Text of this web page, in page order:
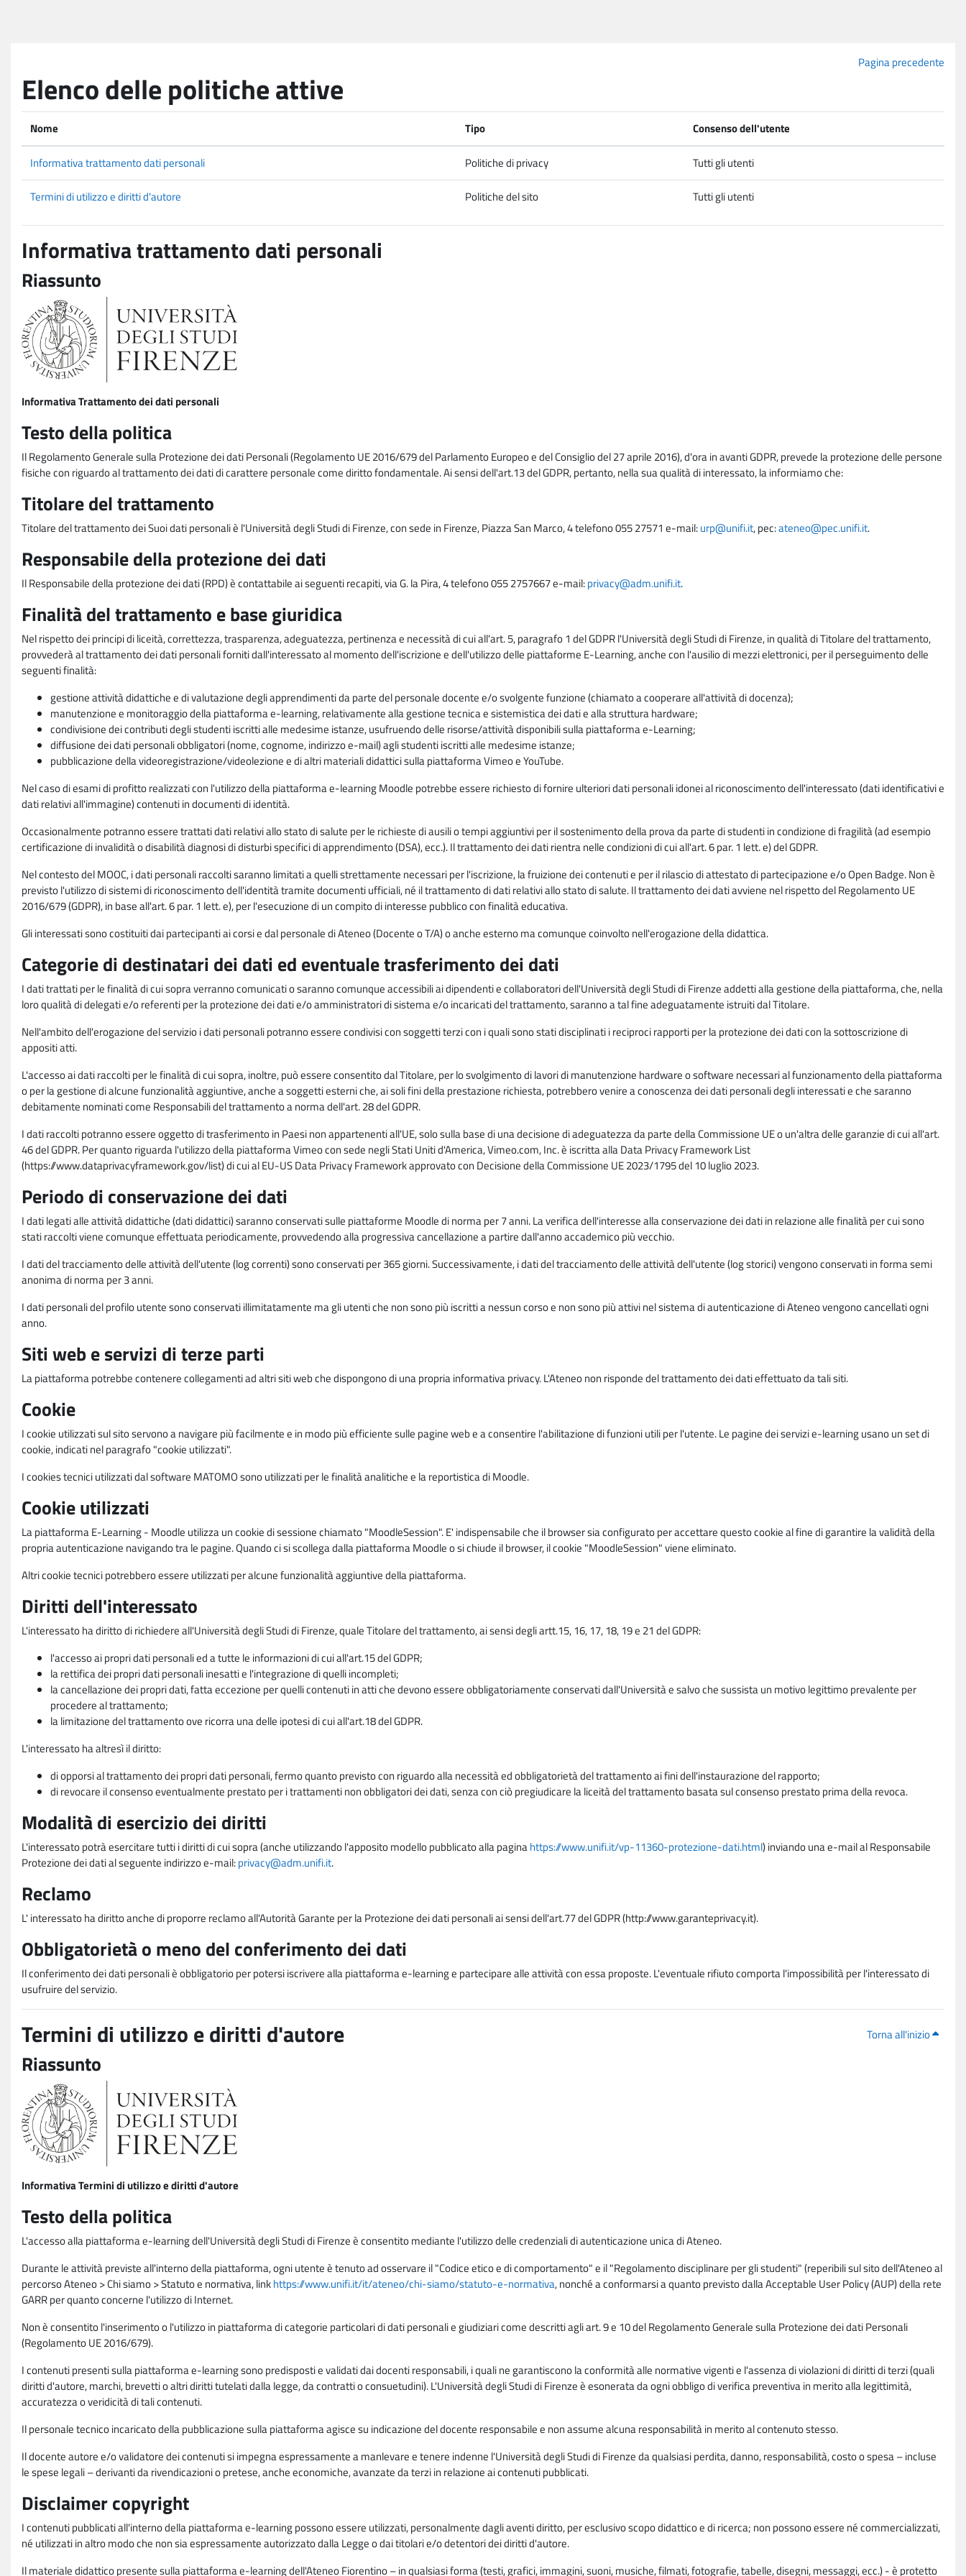
Pagina precedente
Elenco delle politiche attive
Nome Tipo Consenso dell'utente
Informativa trattamento dati personali Politiche di privacy Tutti gli utenti
Termini di utilizzo e diritti d'autore Politiche del sito Tutti gli utenti
Informativa trattamento dati personali
Riassunto
Informativa Trattamento dei dati personali
Testo della politica
Il Regolamento Generale sulla Protezione dei dati Personali (Regolamento UE 2016/679 del Parlamento Europeo e del Consiglio del 27 aprile 2016), d'ora in avanti GDPR, prevede la protezione delle persone
fisiche con riguardo al trattamento dei dati di carattere personale come diritto fondamentale. Ai sensi dell'art.13 del GDPR, pertanto, nella sua qualità di interessato, la informiamo che:
Titolare del trattamento
Titolare del trattamento dei Suoi dati personali è l'Università degli Studi di Firenze, con sede in Firenze, Piazza San Marco, 4 telefono 055 27571 e-mail:urp@unifi.it, pec:ateneo@pec.unifi.it.
Responsabile della protezione dei dati
Il Responsabile della protezione dei dati (RPD) è contattabile ai seguenti recapiti, via G. la Pira, 4 telefono 055 2757667 e-mail:privacy@adm.unifi.it.
Finalità del trattamento e base giuridica
Nel rispetto dei principi di liceità, correttezza, trasparenza, adeguatezza, pertinenza e necessità di cui all'art. 5, paragrafo 1 del GDPR l'Università degli Studi di Firenze, in qualità di Titolare del trattamento,
provvederà al trattamento dei dati personali forniti dall'interessato al momento dell'iscrizione e dell'utilizzo delle piattaforme E-Learning, anche con l'ausilio di mezzi elettronici, per il perseguimento delle
seguenti finalità:
gestione attività didattiche e di valutazione degli apprendimenti da parte del personale docente e/o svolgente funzione (chiamato a cooperare all'attività di docenza);
manutenzione e monitoraggio della piattaforma e-learning, relativamente alla gestione tecnica e sistemistica dei dati e alla struttura hardware;
condivisione dei contributi degli studenti iscritti alle medesime istanze, usufruendo delle risorse/attività disponibili sulla piattaforma e-Learning;
diffusione dei dati personali obbligatori (nome, cognome, indirizzo e-mail) agli studenti iscritti alle medesime istanze;
pubblicazione della videoregistrazione/videolezione e di altri materiali didattici sulla piattaforma Vimeo e YouTube.
Nel caso di esami di profitto realizzati con l'utilizzo della piattaforma e-learning Moodle potrebbe essere richiesto di fornire ulteriori dati personali idonei al riconoscimento dell'interessato (dati identificativi e
dati relativi all'immagine) contenuti in documenti di identità.
Occasionalmente potranno essere trattati dati relativi allo stato di salute per le richieste di ausili o tempi aggiuntivi per il sostenimento della prova da parte di studenti in condizione di fragilità (ad esempio
certificazione di invalidità o disabilità diagnosi di disturbi specifici di apprendimento (DSA), ecc.). Il trattamento dei dati rientra nelle condizioni di cui all'art. 6 par. 1 lett. e) del GDPR.
Nel contesto del MOOC, i dati personali raccolti saranno limitati a quelli strettamente necessari per l'iscrizione, la fruizione dei contenuti e per il rilascio di attestato di partecipazione e/o Open Badge. Non è
previsto l'utilizzo di sistemi di riconoscimento dell'identità tramite documenti ufficiali, né il trattamento di dati relativi allo stato di salute. Il trattamento dei dati avviene nel rispetto del Regolamento UE
2016/679 (GDPR), in base all'art. 6 par. 1 lett. e), per l'esecuzione di un compito di interesse pubblico con finalità educativa.
Gli interessati sono costituiti dai partecipanti ai corsi e dal personale di Ateneo (Docente o T/A) o anche esterno ma comunque coinvolto nell'erogazione della didattica.
Categorie di destinatari dei dati ed eventuale trasferimento dei dati
I dati trattati per le finalità di cui sopra verranno comunicati o saranno comunque accessibili ai dipendenti e collaboratori dell'Università degli Studi di Firenze addetti alla gestione della piattaforma, che, nella
loro qualità di delegati e/o referenti per la protezione dei dati e/o amministratori di sistema e/o incaricati del trattamento, saranno a tal fine adeguatamente istruiti dal Titolare.
Nell'ambito dell'erogazione del servizio i dati personali potranno essere condivisi con soggetti terzi con i quali sono stati disciplinati i reciproci rapporti per la protezione dei dati con la sottoscrizione di
appositi atti.
L'accesso ai dati raccolti per le finalità di cui sopra, inoltre, può essere consentito dal Titolare, per lo svolgimento di lavori di manutenzione hardware o software necessari al funzionamento della piattaforma
o per la gestione di alcune funzionalità aggiuntive, anche a soggetti esterni che, ai soli fini della prestazione richiesta, potrebbero venire a conoscenza dei dati personali degli interessati e che saranno
debitamente nominati come Responsabili del trattamento a norma dell'art. 28 del GDPR.
I dati raccolti potranno essere oggetto di trasferimento in Paesi non appartenenti all'UE, solo sulla base di una decisione di adeguatezza da parte della Commissione UE o un'altra delle garanzie di cui all'art.
46 del GDPR. Per quanto riguarda l'utilizzo della piattaforma Vimeo con sede negli Stati Uniti d'America, Vimeo.com, Inc. è iscritta alla Data Privacy Framework List
(https://www.dataprivacyframework.gov/list) di cui al EU-US Data Privacy Framework approvato con Decisione della Commissione UE 2023/1795 del 10 luglio 2023.
Periodo di conservazione dei dati
I dati legati alle attività didattiche (dati didattici) saranno conservati sulle piattaforme Moodle di norma per 7 anni. La verifica dell'interesse alla conservazione dei dati in relazione alle finalità per cui sono
stati raccolti viene comunque effettuata periodicamente, provvedendo alla progressiva cancellazione a partire dall'anno accademico più vecchio.
I dati del tracciamento delle attività dell'utente (log correnti) sono conservati per 365 giorni. Successivamente, i dati del tracciamento delle attività dell'utente (log storici) vengono conservati in forma semi
anonima di norma per 3 anni.
I dati personali del profilo utente sono conservati illimitatamente ma gli utenti che non sono più iscritti a nessun corso e non sono più attivi nel sistema di autenticazione di Ateneo vengono cancellati ogni
anno.
Siti web e servizi di terze parti
La piattaforma potrebbe contenere collegamenti ad altri siti web che dispongono di una propria informativa privacy. L'Ateneo non risponde del trattamento dei dati effettuato da tali siti.
Cookie
I cookie utilizzati sul sito servono a navigare più facilmente e in modo più efficiente sulle pagine web e a consentire l'abilitazione di funzioni utili per l'utente. Le pagine dei servizi e-learning usano un set di
cookie, indicati nel paragrafo "cookie utilizzati".
I cookies tecnici utilizzati dal software MATOMO sono utilizzati per le finalità analitiche e la reportistica di Moodle.
Cookie utilizzati
La piattaforma E-Learning - Moodle utilizza un cookie di sessione chiamato "MoodleSession". E' indispensabile che il browser sia configurato per accettare questo cookie al fine di garantire la validità della
propria autenticazione navigando tra le pagine. Quando ci si scollega dalla piattaforma Moodle o si chiude il browser, il cookie "MoodleSession" viene eliminato.
Altri cookie tecnici potrebbero essere utilizzati per alcune funzionalità aggiuntive della piattaforma.
Diritti dell'interessato
L'interessato ha diritto di richiedere all'Università degli Studi di Firenze, quale Titolare del trattamento, ai sensi degli artt.15, 16, 17, 18, 19 e 21 del GDPR:
l'accesso ai propri dati personali ed a tutte le informazioni di cui all'art.15 del GDPR;
la rettifica dei propri dati personali inesatti e l'integrazione di quelli incompleti;
la cancellazione dei propri dati, fatta eccezione per quelli contenuti in atti che devono essere obbligatoriamente conservati dall'Università e salvo che sussista un motivo legittimo prevalente per
procedere al trattamento;
la limitazione del trattamento ove ricorra una delle ipotesi di cui all'art.18 del GDPR.
L'interessato ha altresì il diritto:
di opporsi al trattamento dei propri dati personali, fermo quanto previsto con riguardo alla necessità ed obbligatorietà del trattamento ai fini dell'instaurazione del rapporto;
di revocare il consenso eventualmente prestato per i trattamenti non obbligatori dei dati, senza con ciò pregiudicare la liceità del trattamento basata sul consenso prestato prima della revoca.
Modalità di esercizio dei diritti
L'interessato potrà esercitare tutti i diritti di cui sopra (anche utilizzando l'apposito modello pubblicato alla paginahttps://www.unifi.it/vp-11360-protezione-dati.html) inviando una e-mail al Responsabile
Protezione dei dati al seguente indirizzo e-mail:privacy@adm.unifi.it.
Reclamo
L' interessato ha diritto anche di proporre reclamo all'Autorità Garante per la Protezione dei dati personali ai sensi dell'art.77 del GDPR (http://www.garanteprivacy.it).
Obbligatorietà o meno del conferimento dei dati
Il conferimento dei dati personali è obbligatorio per potersi iscrivere alla piattaforma e-learning e partecipare alle attività con essa proposte. L'eventuale rifiuto comporta l'impossibilità per l'interessato di
usufruire del servizio.
Torna all'inizio
Termini di utilizzo e diritti d'autore
Riassunto
Informativa Termini di utilizzo e diritti d'autore
Testo della politica
L'accesso alla piattaforma e-learning dell'Università degli Studi di Firenze è consentito mediante l'utilizzo delle credenziali di autenticazione unica di Ateneo.
Durante le attività previste all'interno della piattaforma, ogni utente è tenuto ad osservare il "Codice etico e di comportamento" e il "Regolamento disciplinare per gli studenti" (reperibili sul sito dell'Ateneo al
percorso Ateneo > Chi siamo > Statuto e normativa, linkhttps://www.unifi.it/it/ateneo/chi-siamo/statuto-e-normativa, nonché a conformarsi a quanto previsto dalla Acceptable User Policy (AUP) della rete
GARR per quanto concerne l'utilizzo di Internet.
Non è consentito l'inserimento o l'utilizzo in piattaforma di categorie particolari di dati personali e giudiziari come descritti agli art. 9 e 10 del Regolamento Generale sulla Protezione dei dati Personali
(Regolamento UE 2016/679).
I contenuti presenti sulla piattaforma e-learning sono predisposti e validati dai docenti responsabili, i quali ne garantiscono la conformità alle normative vigenti e l'assenza di violazioni di diritti di terzi (quali
diritti d'autore, marchi, brevetti o altri diritti tutelati dalla legge, da contratti o consuetudini). L'Università degli Studi di Firenze è esonerata da ogni obbligo di verifica preventiva in merito alla legittimità,
accuratezza o veridicità di tali contenuti.
Il personale tecnico incaricato della pubblicazione sulla piattaforma agisce su indicazione del docente responsabile e non assume alcuna responsabilità in merito al contenuto stesso.
Il docente autore e/o validatore dei contenuti si impegna espressamente a manlevare e tenere indenne l'Università degli Studi di Firenze da qualsiasi perdita, danno, responsabilità, costo o spesa – incluse
le spese legali – derivanti da rivendicazioni o pretese, anche economiche, avanzate da terzi in relazione ai contenuti pubblicati.
Disclaimer copyright
I contenuti pubblicati all'interno della piattaforma e-learning possono essere utilizzati, personalmente dagli aventi diritto, per esclusivo scopo didattico e di ricerca; non possono essere né commercializzati,
né utilizzati in altro modo che non sia espressamente autorizzato dalla Legge o dai titolari e/o detentori dei diritti d'autore.
Il materiale didattico presente sulla piattaforma e-learning dell'Ateneo Fiorentino – in qualsiasi forma (testi, grafici, immagini, suoni, musiche, filmati, fotografie, tabelle, disegni, messaggi, ecc.) - è protetto